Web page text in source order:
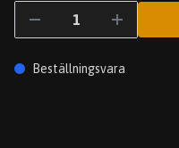
Beställningsvara